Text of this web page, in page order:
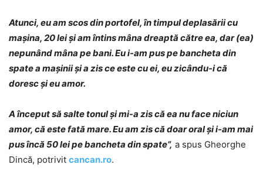
Atunci, eu am scos din portofel, în timpul deplasării cu
mașina, 20 lei și am întins mâna dreaptă către ea, dar (ea)
nepunând mâna pe bani. Eu i-am pus pe bancheta din
spate a mașinii și a zis ce este cu ei, eu zicându-i că
doresc și eu amor.
A început să salte tonul și mi-a zis că ea nu face niciun
amor, că este fată mare. Eu am zis că doar oral și i-am mai
pus încă 50 lei pe bancheta din spate”, a spus Gheorghe
Dincă, potrivit cancan.ro.